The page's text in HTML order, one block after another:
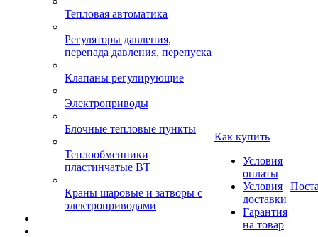
Тепловая автоматика
Регуляторы давления,
перепада давления, перепуска
Клапаны регулирующие
Электроприводы
Блочные тепловые пункты
Теплообменники
пластинчатые ВТ
Краны шаровые и затворы с
электроприводами
Как купить
Условия
оплаты
Условия
доставки
Гарантия
на товар